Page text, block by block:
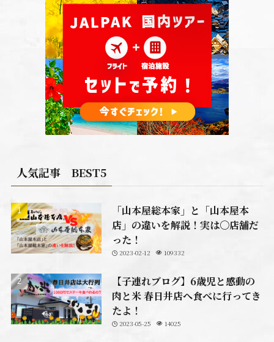
人気記事 BEST5
「山本屋総本家」と「山本屋本
店」の違いを解説！実は〇店舗だ
った！
2023-02-12 109332
【子連れブログ】6歳児と感動の
肉と米 春日井店へ食べに行ってき
たよ！
2023-05-25 14025